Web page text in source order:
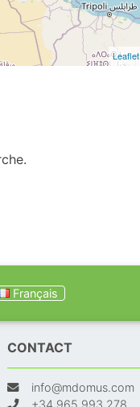
Leaflet
Français
CONTACT
info@mdomus.com
+34 965 993 278